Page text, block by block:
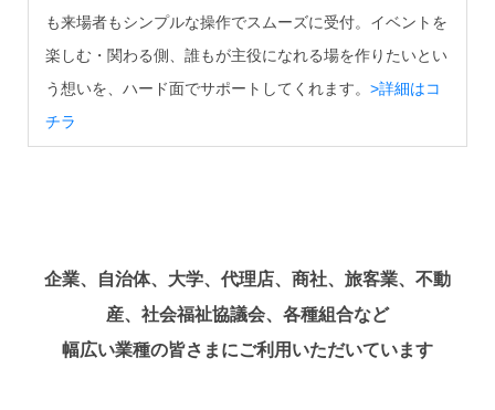
も来場者もシンプルな操作でスムーズに受付。イベントを
楽しむ・関わる側、誰もが主役になれる場を作りたいとい
う想いを、ハード面でサポートしてくれます。 >詳細はコ
チラ
企業、自治体、大学、代理店、商社、旅客業、不動
産、社会福祉協議会、各種組合など
幅広い業種の皆さまにご利用いただいています